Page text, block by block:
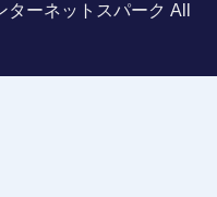
ーネットスパーク All